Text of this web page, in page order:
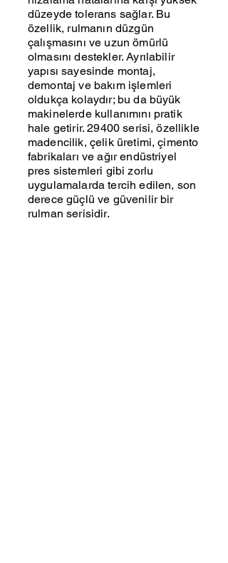
düzeyde tolerans sağlar. Bu
özellik, rulmanın düzgün
çalışmasını ve uzun ömürlü
olmasını destekler. Ayrılabilir
yapısı sayesinde montaj,
demontaj ve bakım işlemleri
oldukça kolaydır; bu da büyük
makinelerde kullanımını pratik
hale getirir. 29400 serisi, özellikle
madencilik, çelik üretimi, çimento
fabrikaları ve ağır endüstriyel
pres sistemleri gibi zorlu
uygulamalarda tercih edilen, son
derece güçlü ve güvenilir bir
rulman serisidir.